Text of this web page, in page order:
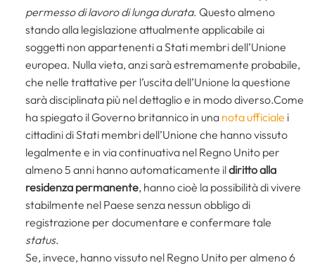
permesso di lavoro di lunga durata. Questo almeno
stando alla legislazione attualmente applicabile ai
soggetti non appartenenti a Stati membri dell’Unione
europea. Nulla vieta, anzi sarà estremamente probabile,
che nelle trattative per l’uscita dell’Unione la questione
sarà disciplinata più nel dettaglio e in modo diverso.Come
ha spiegato il Governo britannico in una nota ufficiale i
cittadini di Stati membri dell’Unione che hanno vissuto
legalmente e in via continuativa nel Regno Unito per
almeno 5 anni hanno automaticamente ildiritto alla
residenza permanente, hanno cioè la possibilità di vivere
stabilmente nel Paese senza nessun obbligo di
registrazione per documentare e confermare tale
status.
Se, invece, hanno vissuto nel Regno Unito per almeno 6